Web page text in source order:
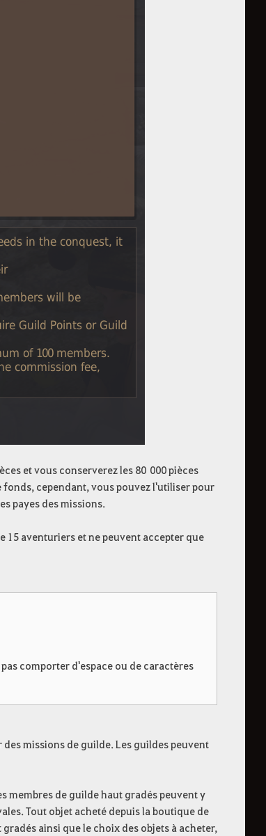
et vous conserverez les 80 000 pièces
cependant, vous pouvez l'utiliser pour
payes des missions.
15 aventuriers et ne peuvent accepter que
comporter d'espace ou de caractères
missions de guilde. Les guildes peuvent
membres de guilde haut gradés peuvent y
Tout objet acheté depuis la boutique de
ainsi que le choix des objets à acheter,